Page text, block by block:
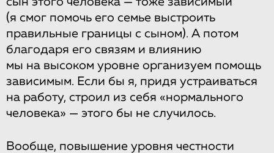
(я смог помочь его семье выстроить
правильные границы с сыном). А потом
благодаря его связям и влиянию
мы на высоком уровне организуем помощь
зависимым. Если бы я, придя устраиваться
на работу, строил из себя «нормального
человека» — этого бы не случилось.
Вообще, повышение уровня честности